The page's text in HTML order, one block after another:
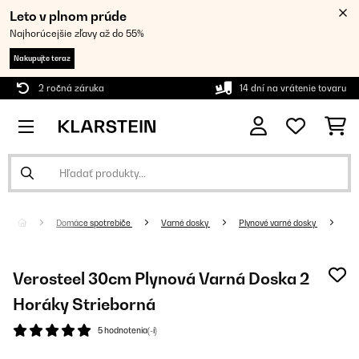
Leto v plnom prúde
Najhorúcejšie zľavy až do 55%
Nakupujte teraz
2 ročná záruka 14 dní na vrátenie tovaru
Domáce spotrebiče Varné dosky Plynové varné dosky
Verosteel 30cm Plynová Varná Doska 2
Horáky Strieborná
5 hodnotenia(-í)